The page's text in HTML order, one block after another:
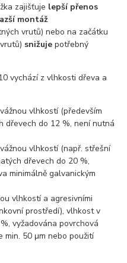
zajišťuje lepší přenos
montáž
vrutů) nebo na začátku
snižujepotřebný
vychází z vlhkosti dřeva a
vlhkostí (především
dřevech do 12 %, není nutná
vlhkostí (např. střešní
dřevech do 20 %,
minimálně galvanickým
vlhkostí a agresivními
prostředí), vlhkost v
vyžadována povrchová
min. 50 μm nebo použití